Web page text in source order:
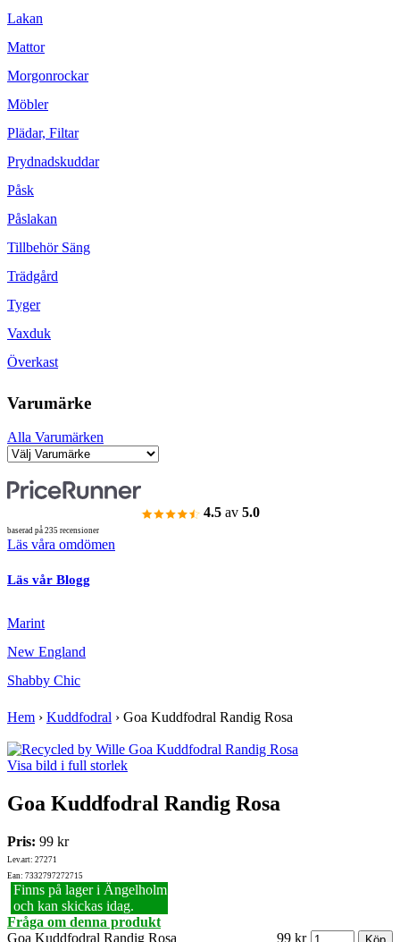
Lakan
Mattor
Morgonrockar
Möbler
Plädar, Filtar
Prydnadskuddar
Påsk
Påslakan
Tillbehör Säng
Trädgård
Tyger
Vaxduk
Överkast
Varumärke
Alla Varumärken
4.5 av 5.0
baserad på 235 recensioner
Läs våra omdömen
Läs vår Blogg
Marint
New England
Shabby Chic
Hem › Kuddfodral › Goa Kuddfodral Randig Rosa
Visa bild i full storlek
Goa Kuddfodral Randig Rosa
Pris: 99 kr
Lev.art: 27271
Ean: 7332797272715
Finns på lager i Ängelholm
och kan skickas idag.
Fråga om denna produkt
Goa Kuddfodral Randig Rosa
99 kr